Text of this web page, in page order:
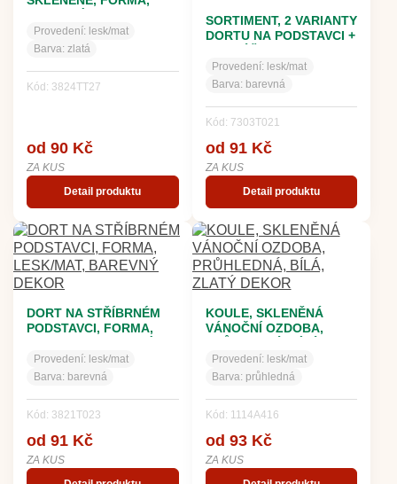
Provedení: lesk/mat
Barva: zlatá
Kód: 3824TT27
od 90 Kč
ZA KUS
Detail produktu
SORTIMENT, 2 VARIANTY
DORTU NA PODSTAVCI +
LESK/MAT, BAREVNÝ
DEKOR
Provedení: lesk/mat
Barva: barevná
Kód: 7303T021
od 91 Kč
ZA KUS
Detail produktu
DORT NA STŘÍBRNÉM
PODSTAVCI, FORMA,
DEKOR
Provedení: lesk/mat
Barva: barevná
Kód: 3821T023
od 91 Kč
ZA KUS
KOULE, SKLENĚNÁ
VÁNOČNÍ OZDOBA,
ZLATÝ DEKOR
Provedení: lesk/mat
Barva: průhledná
Kód: 1114A416
od 93 Kč
ZA KUS